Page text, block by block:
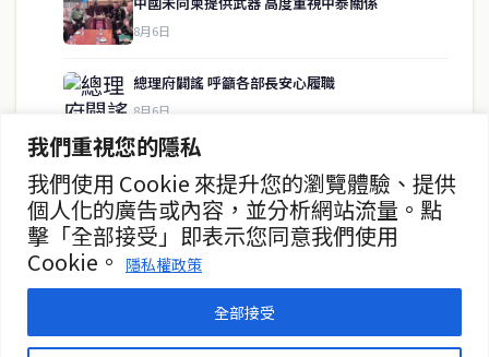
我們重視您的隱私
我們使用 Cookie 來提升您的瀏覽體驗、提供
個人化的廣告或內容，並分析網站流量。點
擊「全部接受」即表示您同意我們使用
Cookie。
隱私權政策
全部接受
8月6日
總理府闢謠 呼籲各部長安心履職
8月6日
素裡亞否認退出政壇傳聞
8月6日
西哈薩求助 勿令拒絕中國遊客登機風波升級
8月5日
房地產
聯絡資訊
歡迎來信洽詢合作事宜
或提供新聞線索
service@thaichinesenews.com